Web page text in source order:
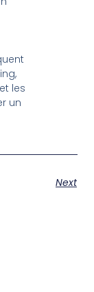
les
un
Next